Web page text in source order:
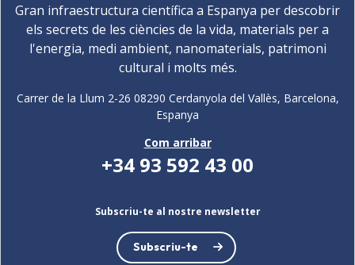
Gran infraestructura científica a Espanya per descobrir
els secrets de les ciències de la vida, materials per a
l'energia, medi ambient, nanomaterials, patrimoni
cultural i molts més.
Carrer de la Llum 2-26 08290 Cerdanyola del Vallès, Barcelona,
Espanya
Com arribar
+34 93 592 43 00
Subscriu-te al nostre newsletter
Subscriu-te